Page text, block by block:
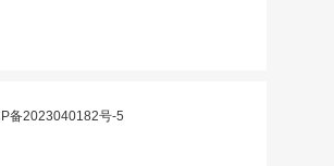
备2023040182号-5